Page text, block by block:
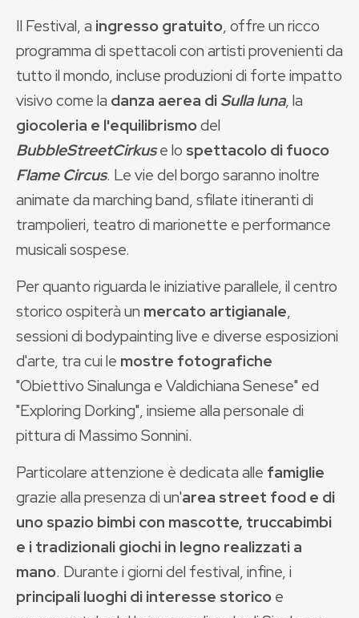
Il Festival, a ingresso gratuito, offre un ricco
programma di spettacoli con artisti provenienti da
tutto il mondo, incluse produzioni di forte impatto
visivo come la danza aerea diSulla luna, la
giocoleria e l'equilibrismodel
BubbleStreetCirkuse lo spettacolo di fuoco
Flame Circus. Le vie del borgo saranno inoltre
animate da marching band, sfilate itineranti di
trampolieri, teatro di marionette e performance
musicali sospese.
Per quanto riguarda le iniziative parallele, il centro
storico ospiterà un mercato artigianale,
sessioni di bodypainting live e diverse esposizioni
d'arte, tra cui le mostre fotografiche
"Obiettivo Sinalunga e Valdichiana Senese" ed
"Exploring Dorking", insieme alla personale di
pittura di Massimo Sonnini.
Particolare attenzione è dedicata alle famiglie
grazie alla presenza di un'area street food e di
uno spazio bimbi con mascotte, truccabimbi
e i tradizionali giochi in legno realizzati a
mano. Durante i giorni del festival, infine, i
principali luoghi di interesse storicoe